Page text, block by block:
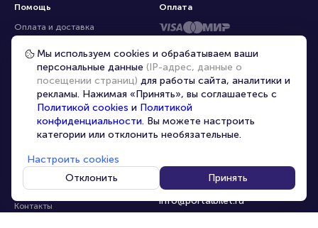
Помощь
Оплата и доставка
Частые вопросы
Перепродажа билетов
Организаторам
Корпоративным клиентам
VIP-билеты
Персональные данные
О компании
Контакты
8-800-500-42-62
8-499-226-15-14
info@portalbilet.ru
С 10:00 до 21:00,
Оплата
Мы используем cookies и обрабатываем ваши
персональные данные (IP-адрес, данные о
посещении страниц) для работы сайта, аналитики и
рекламы. Нажимая «Принять», вы соглашаетесь с
Политикой cookies и Политикой
конфиденциальности. Вы можете настроить
категории или отклонить необязательные.
Настроить cookies
Отклонить
Принять